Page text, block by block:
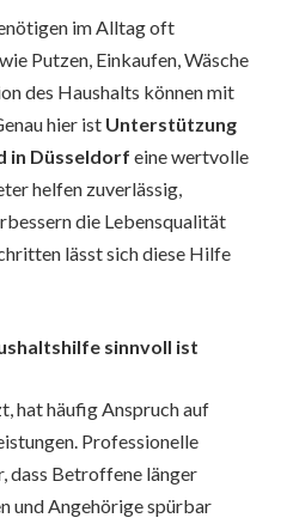
im Alltag oft
Putzen, Einkaufen, Wäsche
des Haushalts können mit
hier ist Unterstützung
in Düsseldorf eine wertvolle
helfen zuverlässig,
die Lebensqualität
lässt sich diese Hilfe
sinnvoll ist
hat häufig Anspruch auf
Professionelle
dass Betroffene länger
und Angehörige spürbar